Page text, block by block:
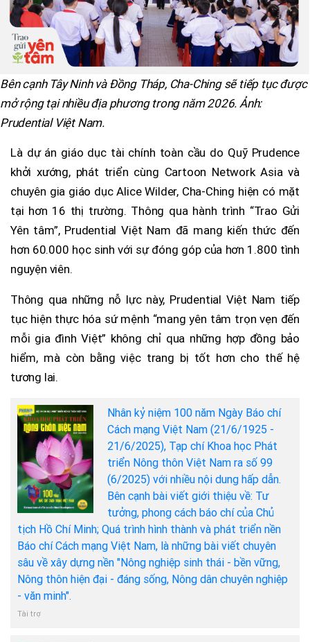
Bên cạnh Tây Ninh và Đồng Tháp, Cha-Ching sẽ tiếp tục được
mở rộng tại nhiều địa phương trong năm 2026. Ảnh:
Prudential Việt Nam.
Là dự án giáo dục tài chính toàn cầu do Quỹ Prudence
khởi xướng, phát triển cùng Cartoon Network Asia và
chuyên gia giáo dục Alice Wilder, Cha-Ching hiện có mặt
tại hơn 16 thị trường. Thông qua hành trình “Trao Gửi
Yên tâm”, Prudential Việt Nam đã mang kiến thức đến
hơn 60.000 học sinh với sự đóng góp của hơn 1.800 tình
nguyện viên.
Thông qua những nỗ lực này, Prudential Việt Nam tiếp
tục hiện thực hóa sứ mệnh “mang yên tâm trọn vẹn đến
mỗi gia đình Việt” không chỉ qua những hợp đồng bảo
hiểm, mà còn bằng việc trang bị tốt hơn cho thế hệ
tương lai.
Nhân kỷ niệm 100 năm Ngày Báo chí
Cách mạng Việt Nam (21/6/1925 -
21/6/2025), Tạp chí Khoa học Phát
triển Nông thôn Việt Nam ra số 99
(6/2025) với nhiều nội dung hấp dẫn.
Bên cạnh bài viết giới thiệu về: Tư
tưởng, phong cách báo chí của Chủ
tịch Hồ Chí Minh; Quá trình hình thành và phát triển nền
Báo chí Cách mạng Việt Nam, là những bài viết chuyên
sâu về xây dựng nền "Nông nghiệp sinh thái - bền vững,
Nông thôn hiện đại - đáng sống, Nông dân chuyên nghiệp
- văn minh".
Tài trợ